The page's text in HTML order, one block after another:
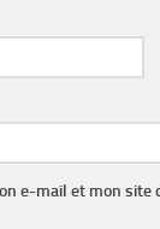
e-mail et mon site